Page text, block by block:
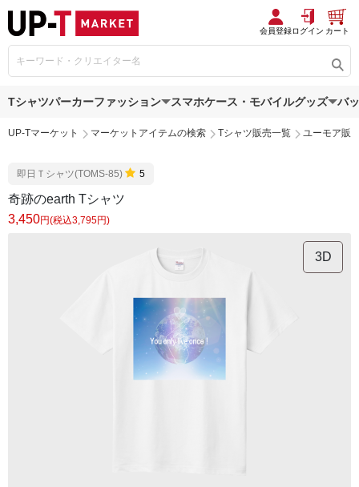
会員登録ログイン カート
Tシャツパーカーファッション スマホケース・モバイルグッズ バ
UP-Tマーケット マーケットアイテムの検索 Tシャツ販売一覧 ユーモア販
即日Ｔシャツ(TOMS-85) 5
奇跡のearth Tシャツ
3,450円(税込3,795円)
3D